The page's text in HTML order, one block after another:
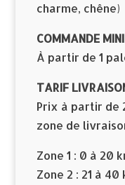
charme, chêne)
COMMANDE
À partir de 1
TARIF
Prix à partir de
zone de
Zone 1 : 0 à 20
Zone 2 : 21 à 40